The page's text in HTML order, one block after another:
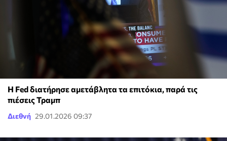
Η Fed διατήρησε αμετάβλητα τα επιτόκια, παρά τις
πιέσεις Τραμπ
Διεθνή 29.01.2026 09:37